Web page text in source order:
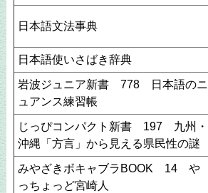
日本語文法事典
日本語使いさばき辞典
岩波ジュニア新書 778 日本語のニ
ュアンス練習帳
じっぴコンパクト新書 197 九州・
沖縄「方言」から見える県民性の謎
みやざきボキャブラBOOK 14 や
っちょっど宮崎人